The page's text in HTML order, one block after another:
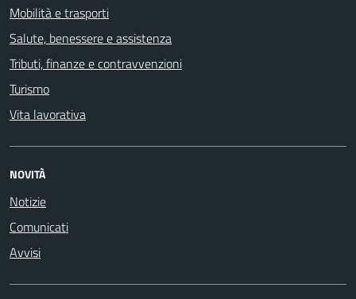
Mobilità e trasporti
Salute, benessere e assistenza
Tributi, finanze e contravvenzioni
Turismo
Vita lavorativa
NOVITÀ
Notizie
Comunicati
Avvisi